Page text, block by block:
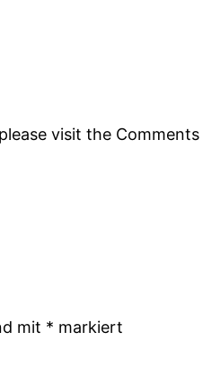
visit the
mit * markiert